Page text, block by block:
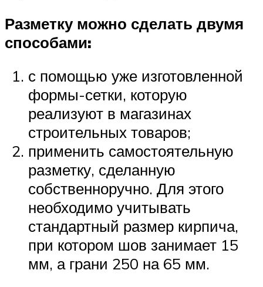
Разметку можно сделать двумя
способами:
с помощью уже изготовленной
формы-сетки, которую
реализуют в магазинах
строительных товаров;
применить самостоятельную
разметку, сделанную
собственноручно. Для этого
необходимо учитывать
стандартный размер кирпича,
при котором шов занимает 15
мм, а грани 250 на 65 мм.